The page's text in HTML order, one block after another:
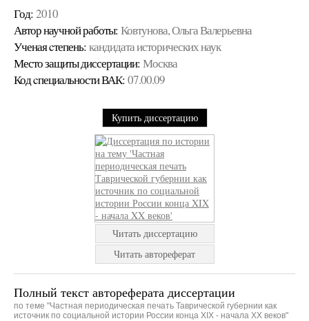
Год: 2010
Автор научной работы: Ковтунова, Ольга Валерьевна
Ученая cтепень: кандидата исторических наук
Место защиты диссертации: Москва
Код cпециальности ВАК: 07.00.09
Купить диссертацию
Читать диссертацию
Читать автореферат
Полный текст автореферата диссертации
по теме "Частная периодическая печать Таврической губернии как
источник по социальной истории России конца XIX - начала XX веков"